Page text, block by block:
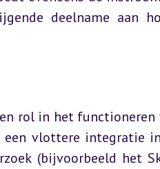
deelname aan
rol in het functioneren
een vlottere integratie
(bijvoorbeeld het